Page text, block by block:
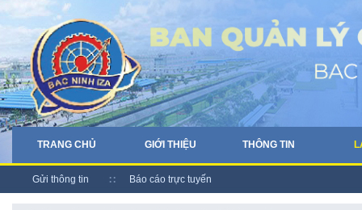
TRANG CHỦ GIỚI THIỆU THÔNG TIN
Gửi thông tin Báo cáo trực tuyến